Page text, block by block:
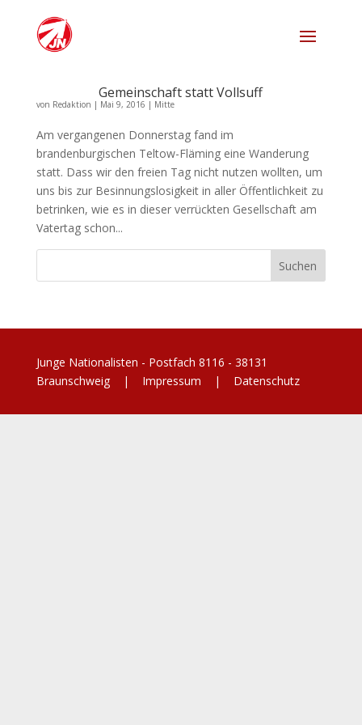
Gemeinschaft statt Vollsuff
von Redaktion | Mai 9, 2016 | Mitte
Am vergangenen Donnerstag fand im
brandenburgischen Teltow-Fläming eine Wanderung
statt. Dass wir den freien Tag nicht nutzen wollten, um
uns bis zur Besinnungslosigkeit in aller Öffentlichkeit zu
betrinken, wie es in dieser verrückten Gesellschaft am
Vatertag schon...
Junge Nationalisten - Postfach 8116 - 38131
Braunschweig | Impressum | Datenschutz